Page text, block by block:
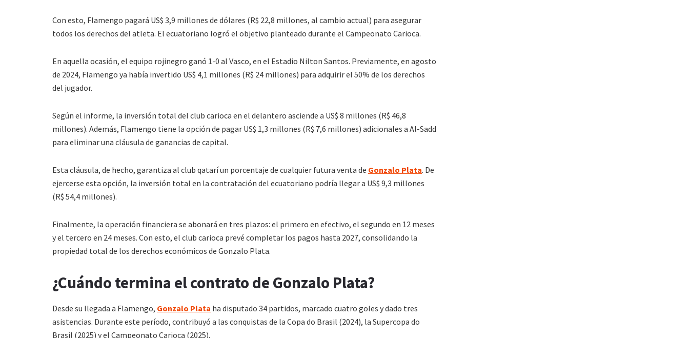
Con esto, Flamengo pagará US$ 3,9 millones de dólares (R$ 22,8 millones, al cambio actual) para asegurar
todos los derechos del atleta. El ecuatoriano logró el objetivo planteado durante el Campeonato Carioca.
En aquella ocasión, el equipo rojinegro ganó 1-0 al Vasco, en el Estadio Nilton Santos. Previamente, en agosto
de 2024, Flamengo ya había invertido US$ 4,1 millones (R$ 24 millones) para adquirir el 50% de los derechos
del jugador.
Según el informe, la inversión total del club carioca en el delantero asciende a US$ 8 millones (R$ 46,8
millones). Además, Flamengo tiene la opción de pagar US$ 1,3 millones (R$ 7,6 millones) adicionales a Al-Sadd
para eliminar una cláusula de ganancias de capital.
Esta cláusula, de hecho, garantiza al club qatarí un porcentaje de cualquier futura venta de Gonzalo Plata. De
ejercerse esta opción, la inversión total en la contratación del ecuatoriano podría llegar a US$ 9,3 millones
(R$ 54,4 millones).
Finalmente, la operación financiera se abonará en tres plazos: el primero en efectivo, el segundo en 12 meses
y el tercero en 24 meses. Con esto, el club carioca prevé completar los pagos hasta 2027, consolidando la
propiedad total de los derechos económicos de Gonzalo Plata.
¿Cuándo termina el contrato de Gonzalo Plata?
Desde su llegada a Flamengo, Gonzalo Plata ha disputado 34 partidos, marcado cuatro goles y dado tres
asistencias. Durante este período, contribuyó a las conquistas de la Copa do Brasil (2024), la Supercopa do
Brasil (2025) y el Campeonato Carioca (2025).